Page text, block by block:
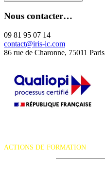
Nous contacter…
09 81 95 07 14
contact@iris-ic.com
86 rue de Charonne, 75011 Paris
ACTIONS DE FORMATION